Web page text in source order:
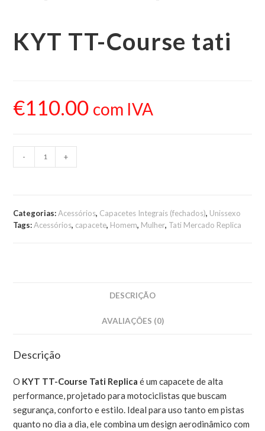
KYT TT-Course tati
€110.00 com IVA
- +
Categorias:Acessórios, Capacetes Integrais (fechados), Unissexo
Tags:Acessórios, capacete, Homem, Mulher, Tati Mercado Replica
DESCRIÇÃO
AVALIAÇÕES (0)
Descrição
O KYT TT-Course Tati Replica é um capacete de alta
performance, projetado para motociclistas que buscam
segurança, conforto e estilo. Ideal para uso tanto em pistas
quanto no dia a dia, ele combina um design aerodinâmico com